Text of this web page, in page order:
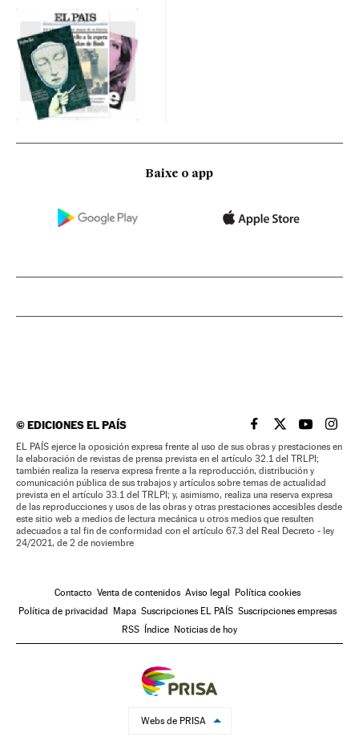
Baixe o app
©EDICIONES EL PAÍS EL PAÍS BRASIL EN
EL PAÍSEL PAÍS
EL
EL PAÍS ejerce la oposición expresa frente al uso de sus obras y prestaciones en
la elaboración de revistas de prensa prevista en el artículo 32.1 del TRLPI;
también realiza la reserva expresa frente a la reproducción, distribución y
comunicación pública de sus trabajos y artículos sobre temas de actualidad
prevista en el artículo 33.1 del TRLPI; y, asimismo, realiza una reserva expresa
de las reproducciones y usos de las obras y otras prestaciones accesibles desde
este sitio web a medios de lectura mecánica u otros medios que resulten
adecuados a tal fin de conformidad con el artículo 67.3 del Real Decreto - ley
24/2021, de 2 de noviembre
Contacto Venta de contenidos Aviso legal
Política cookies
Política de privacidad
Mapa Suscripciones EL PAÍS Suscripciones empresas
RSS
Índice Noticias de hoy
Webs de PRISA